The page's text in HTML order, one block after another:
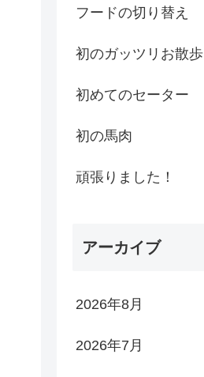
フードの切り替え
初のガッツリお散歩
初めてのセーター
初の馬肉
頑張りました！
アーカイブ
2026年8月
2026年7月